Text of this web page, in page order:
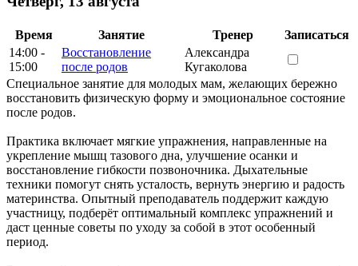
Время Занятие Тренер
Записаться
14:00 -
15:00
Восстановление
после родов
Александра
Кугаколова
Специальное занятие для молодых мам, желающих бережно
восстановить физическую форму и эмоциональное состояние
после родов.
Практика включает мягкие упражнения, направленные на
укрепление мышц тазового дна, улучшение осанки и
восстановление гибкости позвоночника. Дыхательные
техники помогут снять усталость, вернуть энергию и радость
материнства. Опытный преподаватель поддержит каждую
участницу, подберёт оптимальный комплекс упражнений и
даст ценные советы по уходу за собой в этот особенный
период.